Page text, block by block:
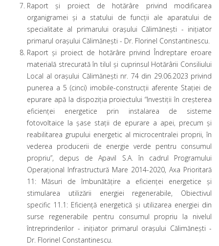
Raport și proiect de hotărâre privind modificarea
organigramei și a statului de funcţii ale aparatului de
specialitate al primarului oraşului Călimăneşti - iniţiator
primarul oraşului Călimăneşti - Dr. Florinel Constantinescu.
Raport și proiect de hotărâre privind Îndreptare eroare
materială strecurată în tilul și cuprinsul Hotărârii Consiliului
Local al orașului Călimănești nr. 74 din 29.06.2023 privind
punerea a 5 (cinci) imobile-construcții aferente Stației de
epurare apă la dispoziția proiectului “Investiții în creșterea
eficienței energetice prin instalarea de sisteme
fotovoltaice la șase stații de epurare a apei, precum și
reabilitarea grupului energetic al microcentralei proprii, în
vederea producerii de energie verde pentru consumul
propriu”, depus de Apavil S.A. în cadrul Programului
Operațional Infrastructură Mare 2014-2020, Axa Prioritară
11: Măsuri de îmbunătățire a eficienței energetice și
stimularea utilizării energiei regenerabile, Obiectivul
specific 11.1: Eficiență energetică și utilizarea energiei din
surse regenerabile pentru consumul propriu la nivelul
întreprinderilor - iniţiator primarul oraşului Călimăneşti -
Dr. Florinel Constantinescu.